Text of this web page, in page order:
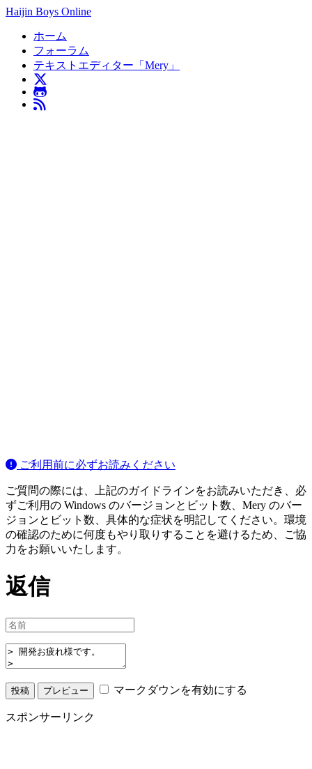
Haijin Boys Online
ホーム
フォーラム
テキストエディター「Mery」
ご利用前に必ずお読みください
ご質問の際には、上記のガイドラインをお読みいただき、必
ずご利用の Windows のバージョンとビット数、Mery のバー
ジョンとビット数、具体的な症状を明記してください。環境
の確認のために何度もやり取りすることを避けるため、ご協
力をお願いいたします。
返信
マークダウンを有効にする
スポンサーリンク